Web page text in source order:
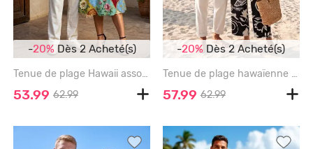
-20% Dès 2 Acheté(s)
Tenue de plage Hawaii assortie à imprimé floral colorblock pour couples - MULTI
53.99 62.99
-20% Dès 2 Acheté(s)
Tenue de plage hawaïenne assortie pour couples - Motif cocotier, soleil et voilier - BLACK
57.99 62.99